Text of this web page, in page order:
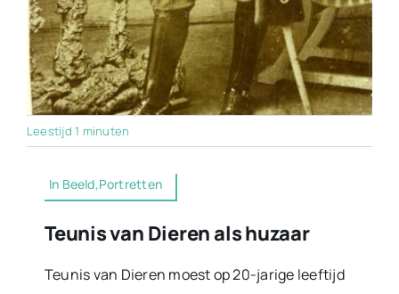
Leestijd 1 minuten
In Beeld,Portretten
Teunis van Dieren als huzaar
Teunis van Dieren moest op 20-jarige leeftijd